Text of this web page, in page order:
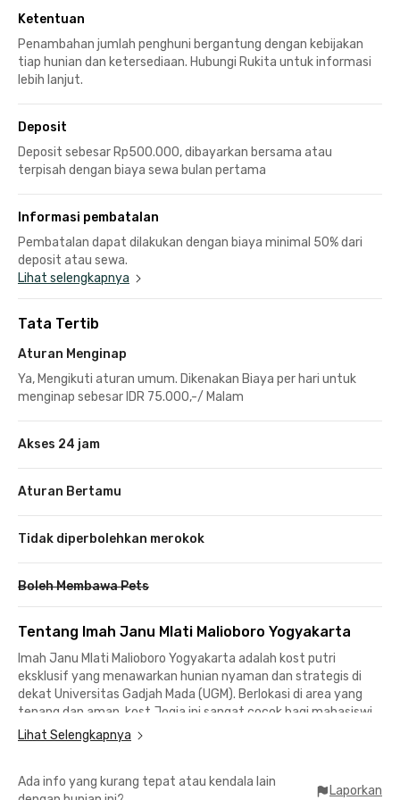
Ketentuan
Penambahan jumlah penghuni bergantung dengan kebijakan
tiap hunian dan ketersediaan. Hubungi Rukita untuk informasi
lebih lanjut.
Deposit
Deposit sebesar Rp500.000, dibayarkan bersama atau
terpisah dengan biaya sewa bulan pertama
Informasi pembatalan
Pembatalan dapat dilakukan dengan biaya minimal 50% dari
deposit atau sewa.
Lihat selengkapnya
Tata Tertib
Aturan Menginap
Ya, Mengikuti aturan umum. Dikenakan Biaya per hari untuk
menginap sebesar IDR 75.000,-/ Malam
Akses 24 jam
Aturan Bertamu
Tidak diperbolehkan merokok
Boleh Membawa Pets
Tentang Imah Janu Mlati Malioboro Yogyakarta
Imah Janu Mlati Malioboro Yogyakarta adalah kost putri
eksklusif yang menawarkan hunian nyaman dan strategis di
dekat Universitas Gadjah Mada (UGM). Berlokasi di area yang
tenang dan aman, kost Jogja ini sangat cocok bagi mahasiswi
yang mencari tempat tinggal dengan akses mudah ke berbagai
fasilitas pendidikan dan hiburan. Dengan waktu tempuh hanya
Stasiun Lempuyangan, kost ini memberikan kemudahan
Lihat Selengkapnya
Ada info yang kurang tepat atau kendala lain
Laporkan